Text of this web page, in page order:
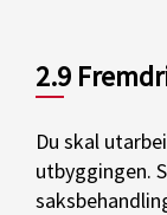
2.9
Du skal
utbyggingen.